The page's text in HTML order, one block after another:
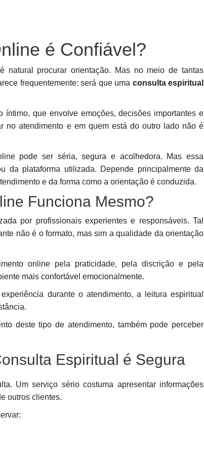
é Confiável?
natural procurar orientação. Mas no meio de tantas
frequentemente: será que uma consulta espiritual
que envolve emoções, decisões importantes e
no atendimento e em quem está do outro lado não é
pode ser séria, segura e acolhedora. Mas essa
da plataforma utilizada. Depende principalmente da
e da forma como a orientação é conduzida.
Funciona Mesmo?
por profissionais experientes e responsáveis. Tal
não é o formato, mas sim a qualidade da orientação
online pela praticidade, pela discrição e pela
mais confortável emocionalmente.
durante o atendimento, a leitura espiritual
deste tipo de atendimento, também pode perceber
Espiritual é Segura
Um serviço sério costuma apresentar informações
outros clientes.